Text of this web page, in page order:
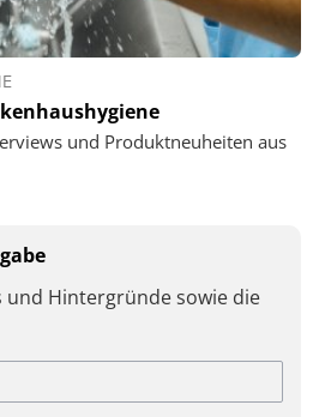
und Produktneuheiten aus
und Hintergründe sowie die